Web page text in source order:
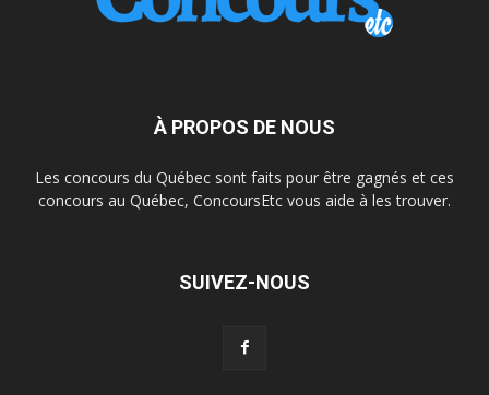
À PROPOS DE NOUS
Les concours du Québec sont faits pour être gagnés et ces
concours au Québec, ConcoursEtc vous aide à les trouver.
SUIVEZ-NOUS